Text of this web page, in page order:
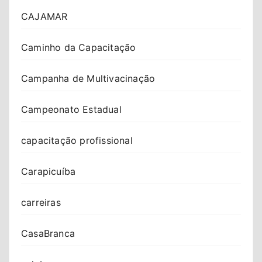
CAJAMAR
Caminho da Capacitação
Campanha de Multivacinação
Campeonato Estadual
capacitação profissional
Carapicuíba
carreiras
CasaBranca